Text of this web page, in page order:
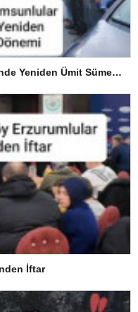
Arnavutköy Samsunlular Derneği’nde Yeniden Ümit Süme Dönemi
İftar